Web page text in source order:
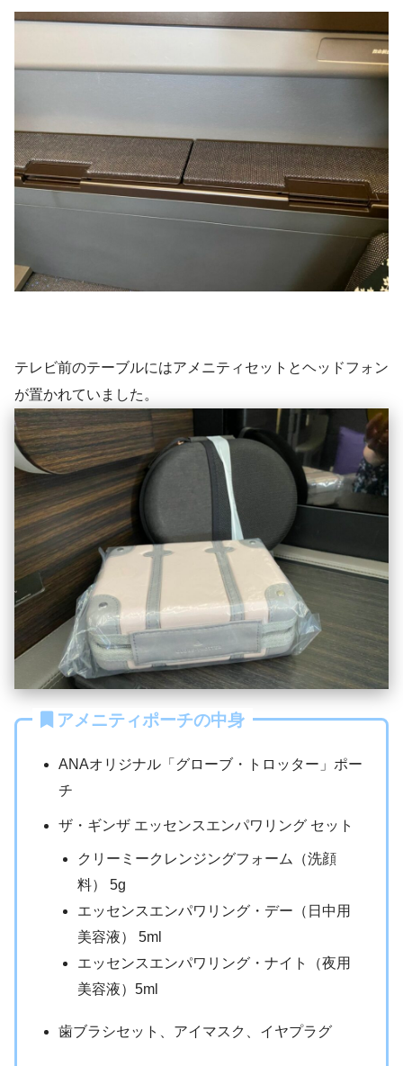
テレビ前のテーブルにはアメニティセットとヘッドフォン
が置かれていました。
アメニティポーチの中身
ANAオリジナル「グローブ・トロッター」ポー
チ
ザ・ギンザ エッセンスエンパワリング セット
クリーミークレンジングフォーム（洗顔
料） 5g
エッセンスエンパワリング・デー（日中用
美容液） 5ml
エッセンスエンパワリング・ナイト（夜用
美容液）5ml
歯ブラシセット、アイマスク、イヤプラグ